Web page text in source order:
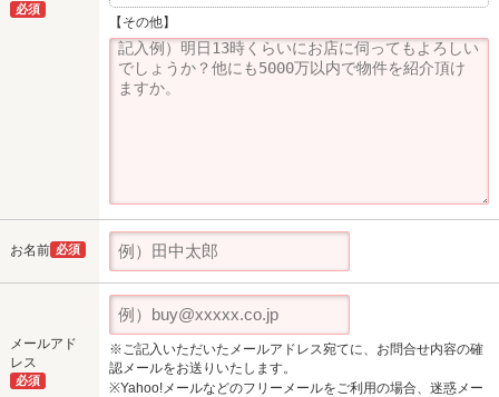
必須
【その他】
お名前 必須
メールアド
レス
必須
※ご記入いただいたメールアドレス宛てに、お問合せ内容の確
認メールをお送りいたします。
※Yahoo!メールなどのフリーメールをご利用の場合、迷惑メー